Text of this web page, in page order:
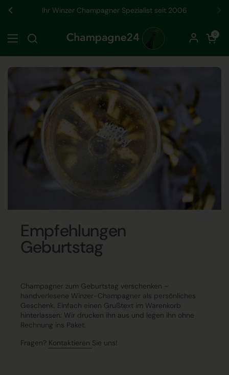
Zurück
Ihr Winzer Champagner Spezialist seit 2006
Menü öffnen
Warenkorb
0
Empfehlungen
Geburtstag
Champagner zum Geburtstag verschenken –
handverlesene Winzer-Champagner als persönliches
Geschenk. Einfach einen Grußtext im Warenkorb
hinterlassen: Wir drucken ihn aus und legen ihn ohne
Rechnung ins Paket.
Fragen? Kontaktieren Sie uns!